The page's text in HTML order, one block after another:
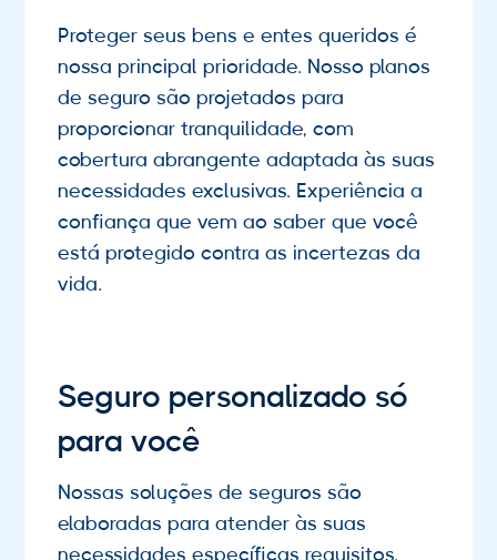
Proteger seus bens e entes queridos é
nossa principal prioridade. Nosso planos
de seguro são projetados para
proporcionar tranquilidade, com
cobertura abrangente adaptada às suas
necessidades exclusivas. Experiência a
confiança que vem ao saber que você
está protegido contra as incertezas da
vida.
Seguro personalizado só
para você
Nossas soluções de seguros são
elaboradas para atender às suas
necessidades específicas requisitos.